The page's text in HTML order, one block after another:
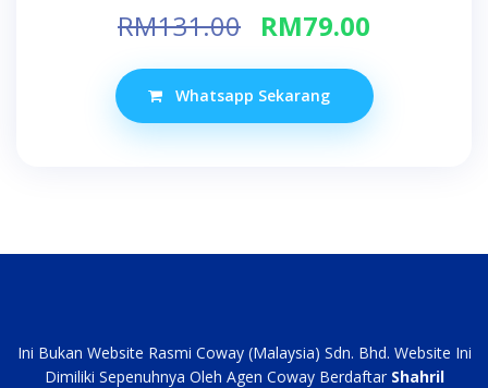
RM131.00 Original
was:
RM131.00.
RM79.00
is:
RM79.00.
Whatsapp Sekarang
Ini Bukan Website Rasmi Coway (Malaysia) Sdn. Bhd. Website Ini
Dimiliki Sepenuhnya Oleh Agen Coway Berdaftar Shahril